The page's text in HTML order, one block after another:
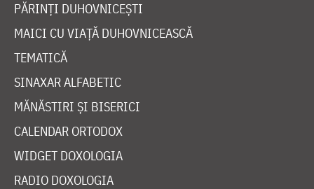
PĂRINȚI DUHOVNICEȘTI
MAICI CU VIAȚĂ DUHOVNICEASCĂ
TEMATICĂ
SINAXAR ALFABETIC
MĂNĂSTIRI ȘI BISERICI
CALENDAR ORTODOX
WIDGET DOXOLOGIA
RADIO DOXOLOGIA